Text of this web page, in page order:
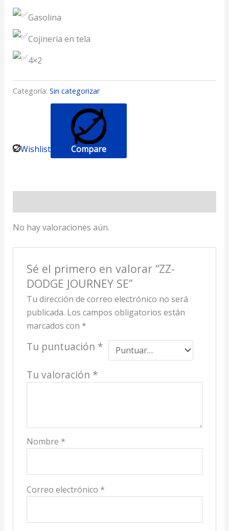
Gasolina
Cojinería en tela
4×2
Categoría: Sin categorizar
Wishlist Compare
No hay valoraciones aún.
Sé el primero en valorar “ZZ-
DODGE JOURNEY SE”
Tu dirección de correo electrónico no será
publicada. Los campos obligatorios están
marcados con *
Tu puntuación *
Tu valoración *
Nombre *
Correo electrónico *